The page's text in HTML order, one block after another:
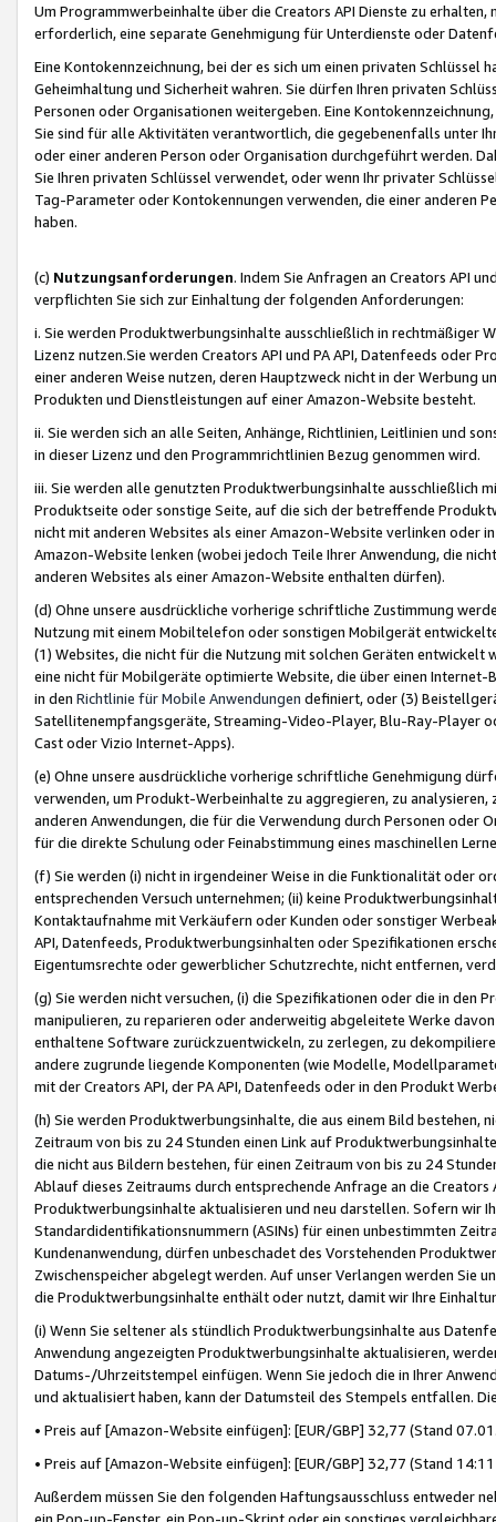
Um Programmwerbeinhalte über die Creators API Dienste zu
erforderlich, eine separate Genehmigung für Unterdienste oder
Eine Kontokennzeichnung, bei der es sich um einen privaten
Geheimhaltung und Sicherheit wahren. Sie dürfen Ihren privaten
Personen oder Organisationen weitergeben. Eine
Sie sind für alle Aktivitäten verantwortlich, die gegebenenfalls unter
oder einer anderen Person oder Organisation durchgeführt werden.
Sie Ihren privaten Schlüssel verwendet, oder wenn Ihr privater
Tag-Parameter oder Kontokennungen verwenden, die einer anderen
haben.
(c) Nutzungsanforderungen. Indem Sie Anfragen an Creators API
verpflichten Sie sich zur Einhaltung der folgenden Anforderungen:
i. Sie werden Produktwerbungsinhalte ausschließlich in rechtmäßiger
Lizenz nutzen.Sie werden Creators API und PA API, Datenfeeds oder
einer anderen Weise nutzen, deren Hauptzweck nicht in der Werbung
Produkten und Dienstleistungen auf einer Amazon-Website besteht.
ii. Sie werden sich an alle Seiten, Anhänge, Richtlinien, Leitlinien und
in dieser Lizenz und den Programmrichtlinien Bezug genommen wird.
iii. Sie werden alle genutzten Produktwerbungsinhalte ausschließlich
Produktseite oder sonstige Seite, auf die sich der betreffende
nicht mit anderen Websites als einer Amazon-Website verlinken oder
Amazon-Website lenken (wobei jedoch Teile Ihrer Anwendung, die
anderen Websites als einer Amazon-Website enthalten dürfen).
(d) Ohne unsere ausdrückliche vorherige schriftliche Zustimmung
Nutzung mit einem Mobiltelefon oder sonstigen Mobilgerät
(1) Websites, die nicht für die Nutzung mit solchen Geräten
eine nicht für Mobilgeräte optimierte Website, die über einen
in den Richtlinie für Mobile Anwendungen definiert, oder (3)
Satellitenempfangsgeräte, Streaming-Video-Player, Blu-Ray-Player
Cast oder Vizio Internet-Apps).
(e) Ohne unsere ausdrückliche vorherige schriftliche Genehmigung
verwenden, um Produkt-Werbeinhalte zu aggregieren, zu
anderen Anwendungen, die für die Verwendung durch Personen
für die direkte Schulung oder Feinabstimmung eines maschinellen
(f) Sie werden (i) nicht in irgendeiner Weise in die Funktionalität oder
entsprechenden Versuch unternehmen; (ii) keine
Kontaktaufnahme mit Verkäufern oder Kunden oder sonstiger
API, Datenfeeds, Produktwerbungsinhalten oder Spezifikationen
Eigentumsrechte oder gewerblicher Schutzrechte, nicht entfernen,
(g) Sie werden nicht versuchen, (i) die Spezifikationen oder die in
manipulieren, zu reparieren oder anderweitig abgeleitete Werke
enthaltene Software zurückzuentwickeln, zu zerlegen, zu
andere zugrunde liegende Komponenten (wie Modelle,
mit der Creators API, der PA API, Datenfeeds oder in den Produkt
(h) Sie werden Produktwerbungsinhalte, die aus einem Bild bestehen,
Zeitraum von bis zu 24 Stunden einen Link auf
die nicht aus Bildern bestehen, für einen Zeitraum von bis zu 24
Ablauf dieses Zeitraums durch entsprechende Anfrage an die
Produktwerbungsinhalte aktualisieren und neu darstellen. Sofern wir
Standardidentifikationsnummern (ASINs) für einen unbestimmten
Kundenanwendung, dürfen unbeschadet des Vorstehenden
Zwischenspeicher abgelegt werden. Auf unser Verlangen werden Sie
die Produktwerbungsinhalte enthält oder nutzt, damit wir Ihre
(i) Wenn Sie seltener als stündlich Produktwerbungsinhalte aus
Anwendung angezeigten Produktwerbungsinhalte aktualisieren,
Datums-/Uhrzeitstempel einfügen. Wenn Sie jedoch die in Ihrer
und aktualisiert haben, kann der Datumsteil des Stempels entfallen.
• Preis auf [Amazon-Website einfügen]: [EUR/GBP] 32,77 (Stand
• Preis auf [Amazon-Website einfügen]: [EUR/GBP] 32,77 (Stand
Außerdem müssen Sie den folgenden Haftungsausschluss entweder
ein Pop-up-Fenster, ein Pop-up-Skript oder ein sonstiges